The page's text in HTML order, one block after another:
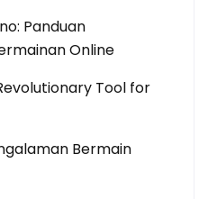
Panduan
Online
Tool for
Bermain